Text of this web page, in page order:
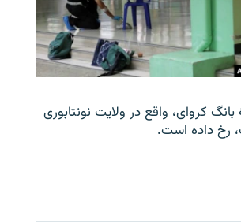
کروای، واقع در ولایت نونتابوری
رخ داده است.